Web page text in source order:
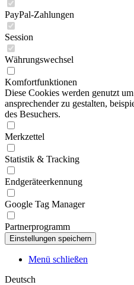
PayPal-Zahlungen
Session
Währungswechsel
Komfortfunktionen
Diese Cookies werden genutzt
ansprechender zu gestalten,
des Besuchers.
Merkzettel
Statistik & Tracking
Endgeräteerkennung
Google Tag Manager
Partnerprogramm
Menü schließen
Deutsch